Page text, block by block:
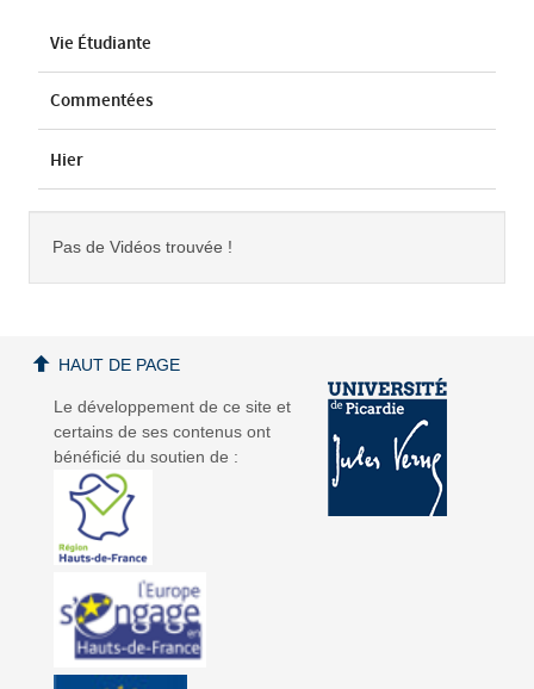
Vie Étudiante
Commentées
Hier
Pas de Vidéos trouvée !
Le développement de ce site et
certains de ses contenus ont
bénéficié du soutien de :
HAUT DE PAGE